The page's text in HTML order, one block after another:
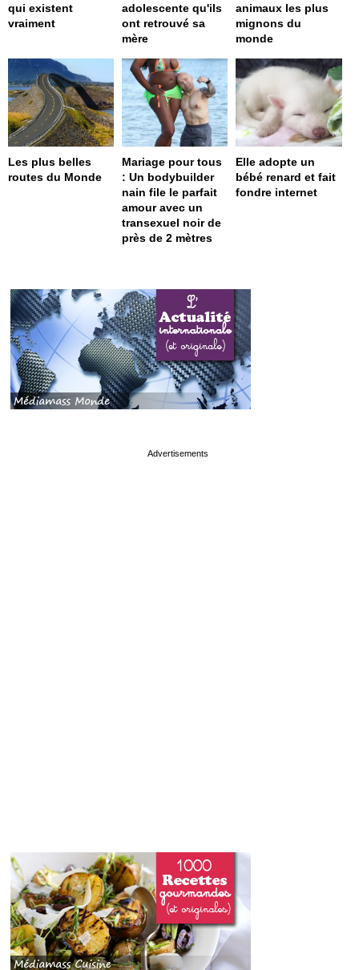
qui existent
vraiment
adolescente qu'ils
ont retrouvé sa
mère
animaux les plus
mignons du
monde
Les plus belles
routes du Monde
Mariage pour tous
: Un bodybuilder
nain file le parfait
amour avec un
transexuel noir de
près de 2 mètres
Elle adopte un
bébé renard et fait
fondre internet